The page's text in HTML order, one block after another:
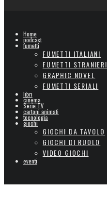
Home
podcast
fumetti
FUMETTI ITALIANI
FUMETTI STRANIERI
GRAPHIC NOVEL
FUMETTI SERIALI
libri
cinema
Serie TV
cartoni animati
tecnologia
giochi
GIOCHI DA TAVOLO
GIOCHI DI RUOLO
VIDEO GIOCHI
eventi